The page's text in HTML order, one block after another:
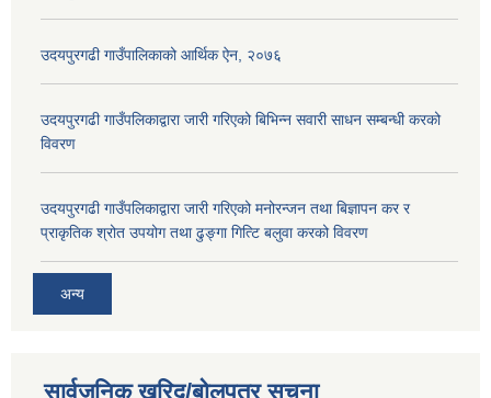
उदयपुरगढी गाउँपालिकाको आर्थिक ऐन, २०७६
उदयपुरगढी गाउँपलिकाद्वारा जारी गरिएको बिभिन्न सवारी साधन सम्बन्धी करको
विवरण
उदयपुरगढी गाउँपलिकाद्वारा जारी गरिएको मनोरन्जन तथा बिज्ञापन कर र
प्राकृतिक श्रोत उपयोग तथा ढुङ्गा गित्टि बलुवा करको विवरण
अन्य
सार्वजनिक खरिद/बोलपत्र सूचना